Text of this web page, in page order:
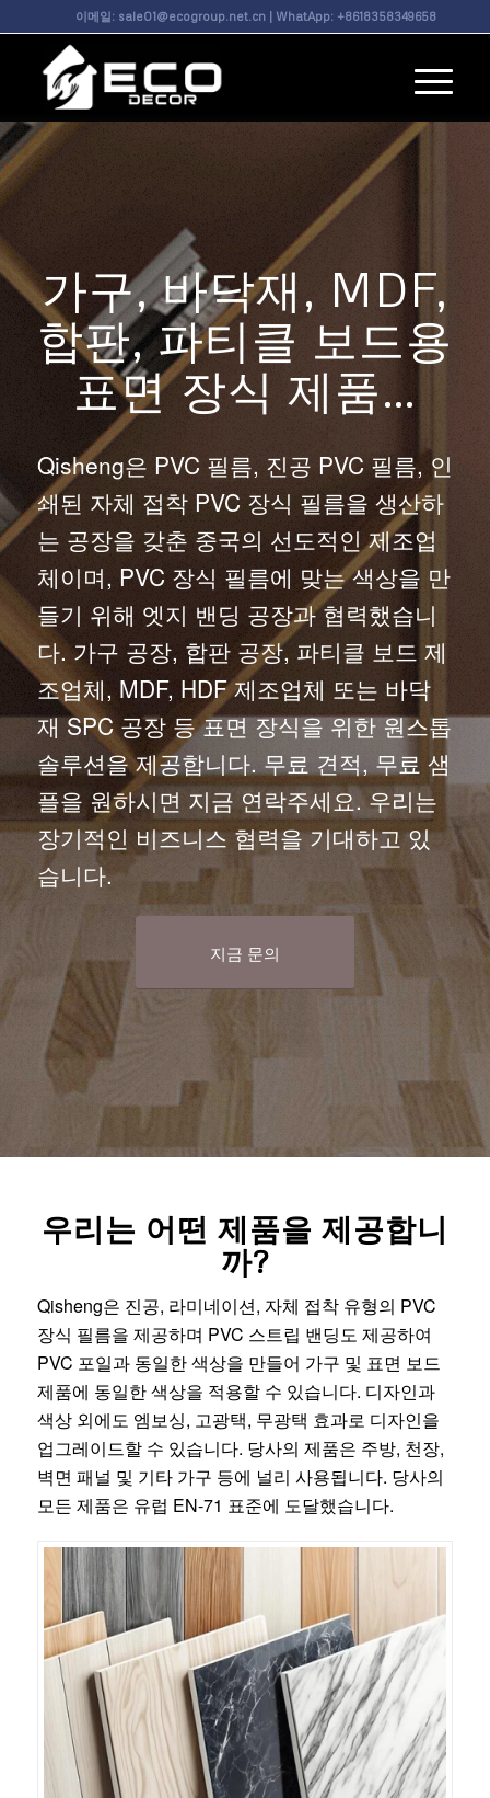
이메일: sale01@ecogroup.net.cn| WhatApp: +8618358349658
가구, 바닥재, MDF,
합판, 파티클 보드용
표면 장식 제품…
Qisheng은 PVC 필름, 진공 PVC 필름, 인
쇄된 자체 접착 PVC 장식 필름을 생산하
는 공장을 갖춘 중국의 선도적인 제조업
체이며, PVC 장식 필름에 맞는 색상을 만
들기 위해 엣지 밴딩 공장과 협력했습니
다. 가구 공장, 합판 공장, 파티클 보드 제
조업체, MDF, HDF 제조업체 또는 바닥
재 SPC 공장 등 표면 장식을 위한 원스톱
솔루션을 제공합니다. 무료 견적, 무료 샘
플을 원하시면 지금 연락주세요. 우리는
장기적인 비즈니스 협력을 기대하고 있
습니다.
지금 문의
우리는 어떤 제품을 제공합니
까?
Qisheng은 진공, 라미네이션, 자체 접착 유형의 PVC
장식 필름을 제공하며 PVC 스트립 밴딩도 제공하여
PVC 포일과 동일한 색상을 만들어 가구 및 표면 보드
제품에 동일한 색상을 적용할 수 있습니다. 디자인과
색상 외에도 엠보싱, 고광택, 무광택 효과로 디자인을
업그레이드할 수 있습니다. 당사의 제품은 주방, 천장,
벽면 패널 및 기타 가구 등에 널리 사용됩니다. 당사의
모든 제품은 유럽 EN-71 표준에 도달했습니다.